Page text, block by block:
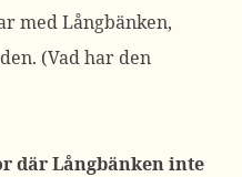
med Långbänken,
(Vad har den
där Långbänken inte